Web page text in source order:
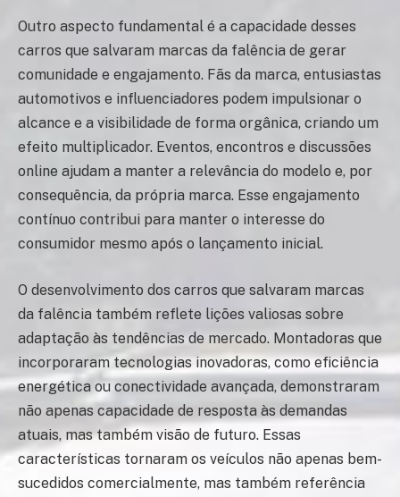
Outro aspecto fundamental é a capacidade desses
carros que salvaram marcas da falência de gerar
comunidade e engajamento. Fãs da marca, entusiastas
automotivos e influenciadores podem impulsionar o
alcance e a visibilidade de forma orgânica, criando um
efeito multiplicador. Eventos, encontros e discussões
online ajudam a manter a relevância do modelo e, por
consequência, da própria marca. Esse engajamento
contínuo contribui para manter o interesse do
consumidor mesmo após o lançamento inicial.
O desenvolvimento dos carros que salvaram marcas
da falência também reflete lições valiosas sobre
adaptação às tendências de mercado. Montadoras que
incorporaram tecnologias inovadoras, como eficiência
energética ou conectividade avançada, demonstraram
não apenas capacidade de resposta às demandas
atuais, mas também visão de futuro. Essas
características tornaram os veículos não apenas bem-
sucedidos comercialmente, mas também referência